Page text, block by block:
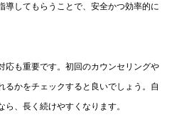
導してもらうことで、安全かつ効率的に
応も重要です。初回のカウンセリングや
るかをチェックすると良いでしょう。自
、長く続けやすくなります。